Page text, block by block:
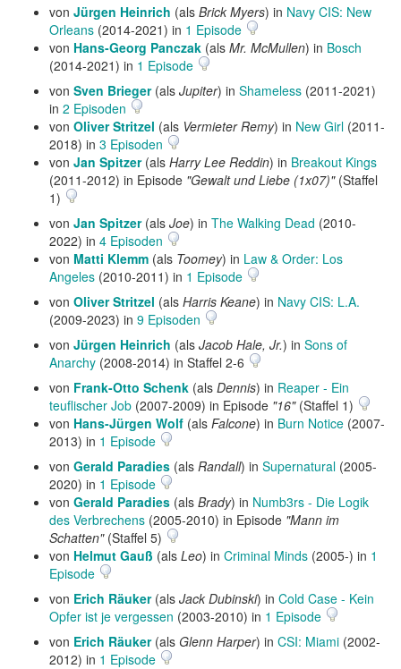
von Jürgen Heinrich (als Brick Myers) in Navy CIS: New
Orleans (2014-2021) in 1 Episode
von Hans-Georg Panczak (als Mr. McMullen) in Bosch
(2014-2021) in 1 Episode
von Sven Brieger(als Jupiter) in Shameless (2011-2021)
in 2 Episoden
von Oliver Stritzel (als Vermieter Remy) in New Girl (2011-
2018) in 3 Episoden
von Jan Spitzer(als Harry Lee Reddin) in Breakout Kings
(2011-2012) in Episode "Gewalt und Liebe (1x07)"(Staffel
1)
von Jan Spitzer(als Joe) in The Walking Dead (2010-
2022) in 4 Episoden
von Matti Klemm (als Toomey) in Law & Order: Los
Angeles (2010-2011) in 1 Episode
von Oliver Stritzel (als Harris Keane) in Navy CIS: L.A.
(2009-2023) in 9 Episoden
von Jürgen Heinrich (als Jacob Hale, Jr.) in Sons of
Anarchy (2008-2014) in Staffel 2-6
von Frank-Otto Schenk (als Dennis) in Reaper - Ein
teuflischer Job (2007-2009) in Episode "16"(Staffel 1)
von Hans-Jürgen Wolf (als Falcone) in Burn Notice (2007-
2013) in 1 Episode
von Gerald Paradies (als Randall) in Supernatural (2005-
2020) in 1 Episode
von Gerald Paradies (als Brady) in Numb3rs - Die Logik
des Verbrechens (2005-2010) in Episode "Mann im
Schatten"(Staffel 5)
von Helmut Gauß (als Leo) in Criminal Minds (2005-) in 1
Episode
von Erich Räuker(als Jack Dubinski) in Cold Case - Kein
Opfer ist je vergessen (2003-2010) in 1 Episode
von Erich Räuker(als Glenn Harper) in CSI: Miami (2002-
2012) in 1 Episode